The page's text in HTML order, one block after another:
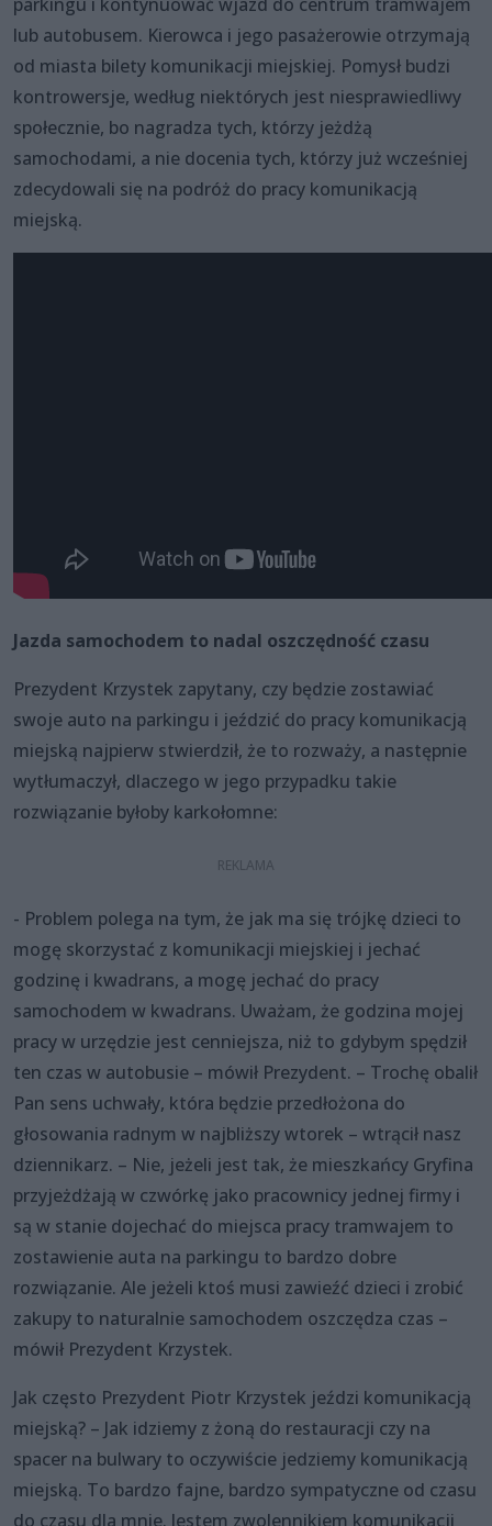
lub autobusem. Kierowca i jego pasażerowie otrzymają
od miasta bilety komunikacji miejskiej. Pomysł budzi
kontrowersje, według niektórych jest niesprawiedliwy
społecznie, bo nagradza tych, którzy jeżdżą
samochodami, a nie docenia tych, którzy już wcześniej
zdecydowali się na podróż do pracy komunikacją
miejską.
Jazda samochodem to nadal oszczędność czasu
Prezydent Krzystek zapytany, czy będzie zostawiać
swoje auto na parkingu i jeździć do pracy komunikacją
miejską najpierw stwierdził, że to rozważy, a następnie
wytłumaczył, dlaczego w jego przypadku takie
rozwiązanie byłoby karkołomne:
- Problem polega na tym, że jak ma się trójkę dzieci to
mogę skorzystać z komunikacji miejskiej i jechać
godzinę i kwadrans, a mogę jechać do pracy
samochodem w kwadrans. Uważam, że godzina mojej
pracy w urzędzie jest cenniejsza, niż to gdybym spędził
ten czas w autobusie – mówił Prezydent. – Trochę obalił
Pan sens uchwały, która będzie przedłożona do
głosowania radnym w najbliższy wtorek – wtrącił nasz
dziennikarz. – Nie, jeżeli jest tak, że mieszkańcy Gryfina
przyjeżdżają w czwórkę jako pracownicy jednej firmy i
są w stanie dojechać do miejsca pracy tramwajem to
zostawienie auta na parkingu to bardzo dobre
rozwiązanie. Ale jeżeli ktoś musi zawieźć dzieci i zrobić
zakupy to naturalnie samochodem oszczędza czas –
mówił Prezydent Krzystek.
Jak często Prezydent Piotr Krzystek jeździ komunikacją
miejską? – Jak idziemy z żoną do restauracji czy na
spacer na bulwary to oczywiście jedziemy komunikacją
miejską. To bardzo fajne, bardzo sympatyczne od czasu
do czasu dla mnie. Jestem zwolennikiem komunikacji